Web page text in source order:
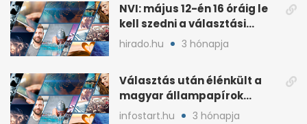
NVI: május 12-én 16 óráig le
kell szedni a választási
plakátokat
hirado.hu 3 hónapja
Választás után élénkült a
magyar állampapírok
lakossági értékesítése
infostart.hu 3 hónapja